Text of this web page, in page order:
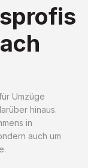
Umzüge
hinaus.
in
auch um